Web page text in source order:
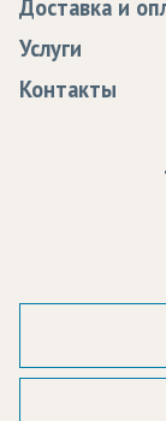
Статьи
Программа
Сертификаты
Судебные
Политика
Согласие на
Доставка и
Доставка
Оплата
Возврат
Услуги
Образцы
Контакты